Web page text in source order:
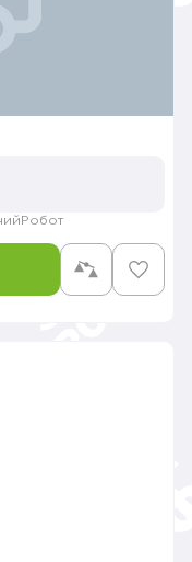
Робот